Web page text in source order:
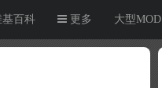
基百科 更多 大型MOD